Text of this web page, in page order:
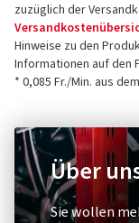
zuzüglich der
Hinweise zu den
Informationen auf den
* 0,085 Fr./Min. aus
Über
Sie wollen